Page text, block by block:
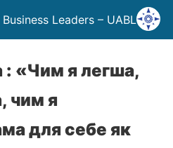
Leaders – UABL
: «Чим я легша,
чим я
для себе як